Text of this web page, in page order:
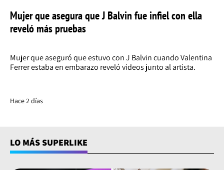
Mujer que asegura que J Balvin fue infiel con ella
reveló más pruebas
Mujer que aseguró que estuvo con J Balvin cuando Valentina
Ferrer estaba en embarazo reveló videos junto al artista.
Hace 2 días
LO MÁS SUPERLIKE